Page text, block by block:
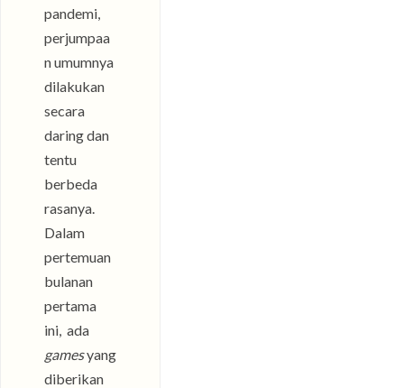
pandemi,
perjumpaa
n umumnya
dilakukan
secara
daring dan
tentu
berbeda
rasanya.
Dalam
pertemuan
bulanan
pertama
ini, ada
gamesyang
diberikan